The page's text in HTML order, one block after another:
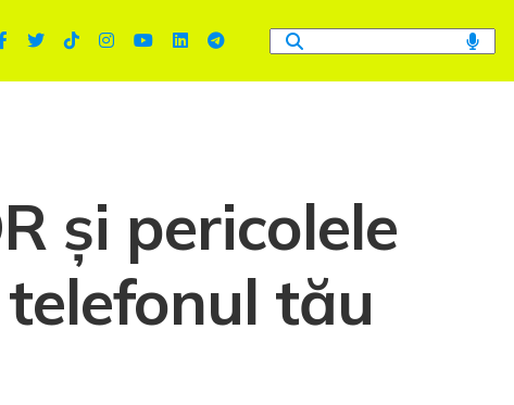
și pericolele
tău